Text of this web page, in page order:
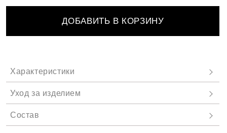
ДОБАВИТЬ В КОРЗИНУ